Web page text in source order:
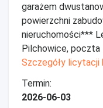
garażem
powierzchni
nieruchomości***
Pilchowice, poczta
Szczegóły licytacji
Termin:
2026-06-03